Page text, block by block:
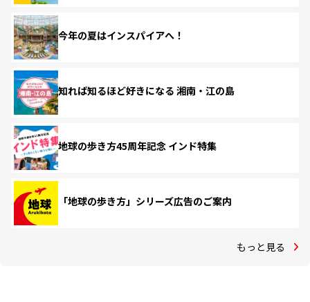
今年の夏はインスパイアへ！
知れば知るほど好きになる 湘南・江の島
地球の歩き方45周年記念 インド特集
「地球の歩き方」シリーズ広告のご案内
もっと見る